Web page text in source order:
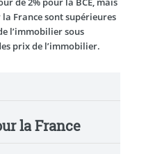
France sont supérieures
l’immobilier sous
prix de l’immobilier.
la France